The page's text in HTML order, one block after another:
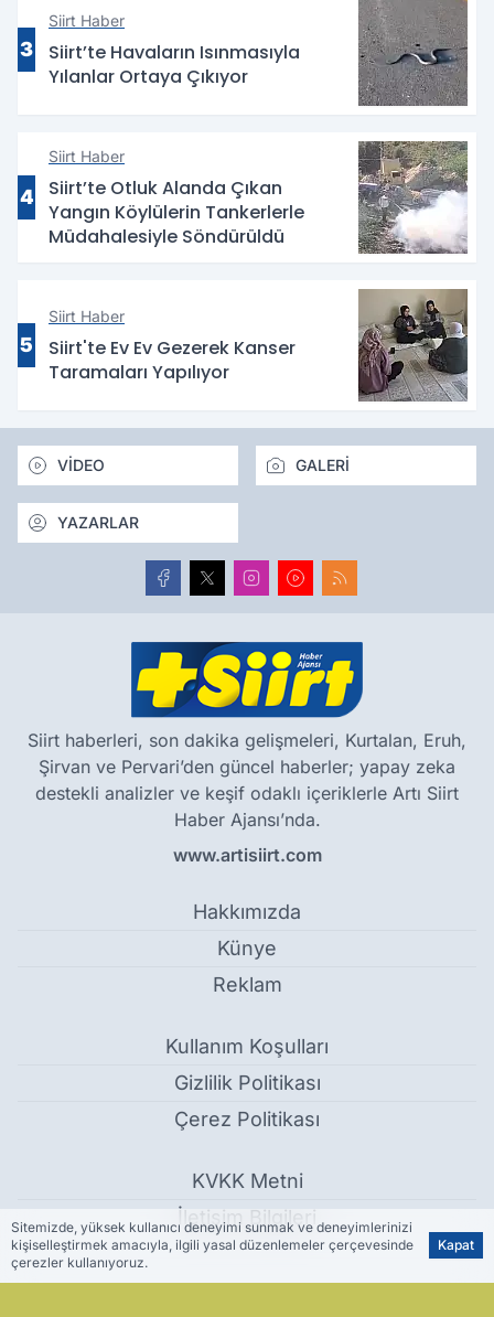
3
Siirt Haber
Siirt’te Havaların Isınmasıyla
Yılanlar Ortaya Çıkıyor
4
Siirt Haber
Siirt’te Otluk Alanda Çıkan
Yangın Köylülerin Tankerlerle
Müdahalesiyle Söndürüldü
5
Siirt Haber
Siirt'te Ev Ev Gezerek Kanser
Taramaları Yapılıyor
VİDEO GALERİ
YAZARLAR
Siirt haberleri, son dakika gelişmeleri, Kurtalan, Eruh,
Şirvan ve Pervari’den güncel haberler; yapay zeka
destekli analizler ve keşif odaklı içeriklerle Artı Siirt
Haber Ajansı’nda.
www.artisiirt.com
Hakkımızda
Künye
Reklam
Kullanım Koşulları
Gizlilik Politikası
Çerez Politikası
KVKK Metni
İletişim Bilgileri
Sitemizde, yüksek kullanıcı deneyimi sunmak ve deneyimlerinizi
kişiselleştirmek amacıyla, ilgili yasal düzenlemeler çerçevesinde
çerezler kullanıyoruz.
Kapat